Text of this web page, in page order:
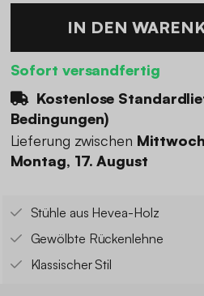
IN DEN
Sofort versandfertig
Kostenlose
Bedingungen)
Lieferung zwischen
Montag, 17. August
Stühle aus Hevea-Holz
Gewölbte Rückenlehne
Klassischer Stil